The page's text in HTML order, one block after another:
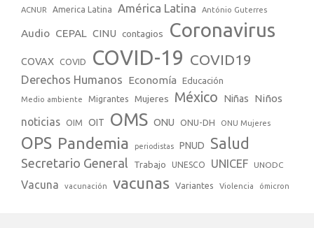
ACNUR America Latina América Latina António Guterres
Audio CEPAL CINU contagios Coronavirus
COVAX COVID COVID-19 COVID19
Derechos Humanos Economía Educación
Medio ambiente Migrantes Mujeres México Niñas Niños
noticias OIM OIT OMS ONU ONU-DH ONU Mujeres
OPS Pandemia periodistas PNUD Salud
Secretario General Trabajo UNESCO UNICEF UNODC
Vacuna vacunación vacunas Variantes Violencia ómicron